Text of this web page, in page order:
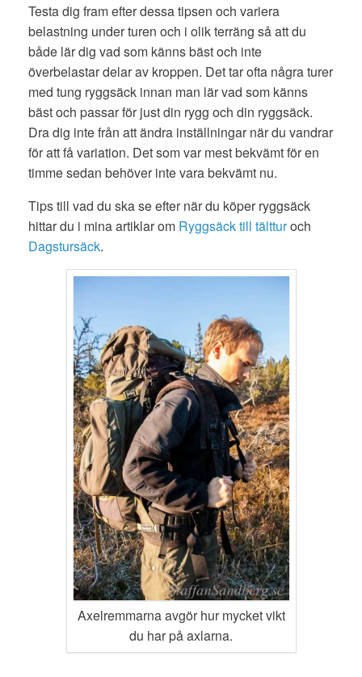
Testa dig fram efter dessa tipsen och variera
belastning under turen och i olik terräng så att du
både lär dig vad som känns bäst och inte
överbelastar delar av kroppen. Det tar ofta några turer
med tung ryggsäck innan man lär vad som känns
bäst och passar för just din rygg och din ryggsäck.
Dra dig inte från att ändra inställningar när du vandrar
för att få variation. Det som var mest bekvämt för en
timme sedan behöver inte vara bekvämt nu.
Tips till vad du ska se efter när du köper ryggsäck
hittar du i mina artiklar om Ryggsäck till tältturoch
Dagstursäck.
Axelremmarna avgör hur mycket vikt
du har på axlarna.